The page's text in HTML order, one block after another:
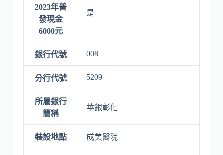
2023年普
發現金
6000元
是
銀行代號 008
分行代號 5209
所屬銀行
簡稱
華銀彰化
裝設地點 成美醫院